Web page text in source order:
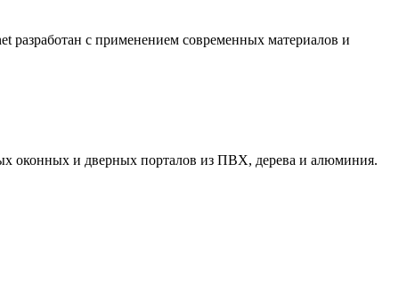
с применением современных материалов и
оконных и дверных порталов из ПВХ, дерева и алюминия.